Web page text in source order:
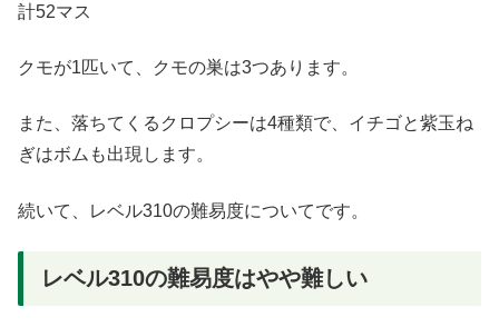
計52マス
クモが1匹いて、クモの巣は3つあります。
また、落ちてくるクロプシーは4種類で、イチゴと紫玉ね
ぎはボムも出現します。
続いて、レベル310の難易度についてです。
レベル310の難易度はやや難しい